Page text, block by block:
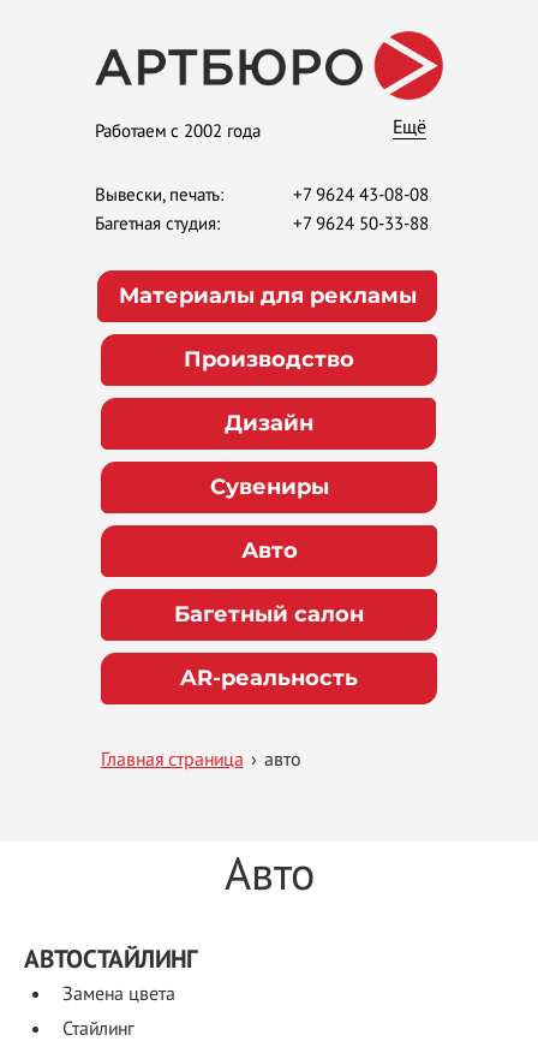
Работаем с 2002 года
+7 9624 43-08-08
+7 9624 50-33-88
Вывески, печать:
Багетная студия:
Материалы для рекламы
Производство
Дизайн
Сувениры
Авто
Багетный салон
AR-реальность
Главная страница › авто
Ещё
Авто
АВТОСТАЙЛИНГ
Замена цвета
Стайлинг